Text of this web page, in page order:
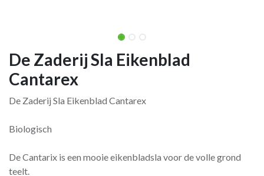
De Zaderij Sla Eikenblad
Cantarex
De Zaderij Sla Eikenblad Cantarex
Biologisch
De Cantarix is een mooie eikenbladsla voor de volle grond
teelt.